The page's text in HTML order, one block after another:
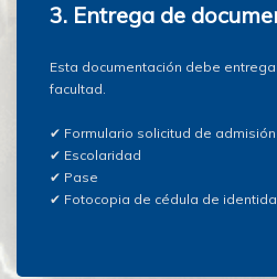
3. Entrega de
Esta documentación debe
facultad.
✔ Formulario solicitud de
✔ Escolaridad
✔ Pase
✔ Fotocopia de cédula de